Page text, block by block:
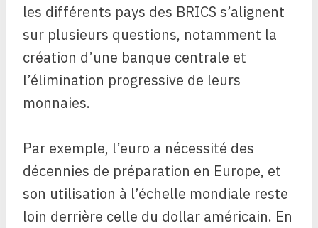
les différents pays des BRICS s’alignent
sur plusieurs questions, notamment la
création d’une banque centrale et
l’élimination progressive de leurs
monnaies.
Par exemple, l’euro a nécessité des
décennies de préparation en Europe, et
son utilisation à l’échelle mondiale reste
loin derrière celle du dollar américain. En